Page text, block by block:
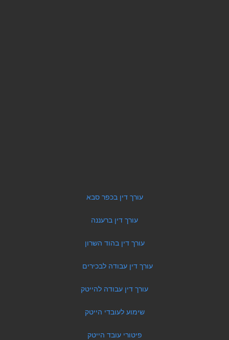
עורך דין בכפר סבא
עורך דין ברעננה
עורך דין בהוד השרון
עורך דין עבודה לבכירים
עורך דין עבודה להייטק
שימוע לעובדי הייטק
פיטורי עובד הייטק